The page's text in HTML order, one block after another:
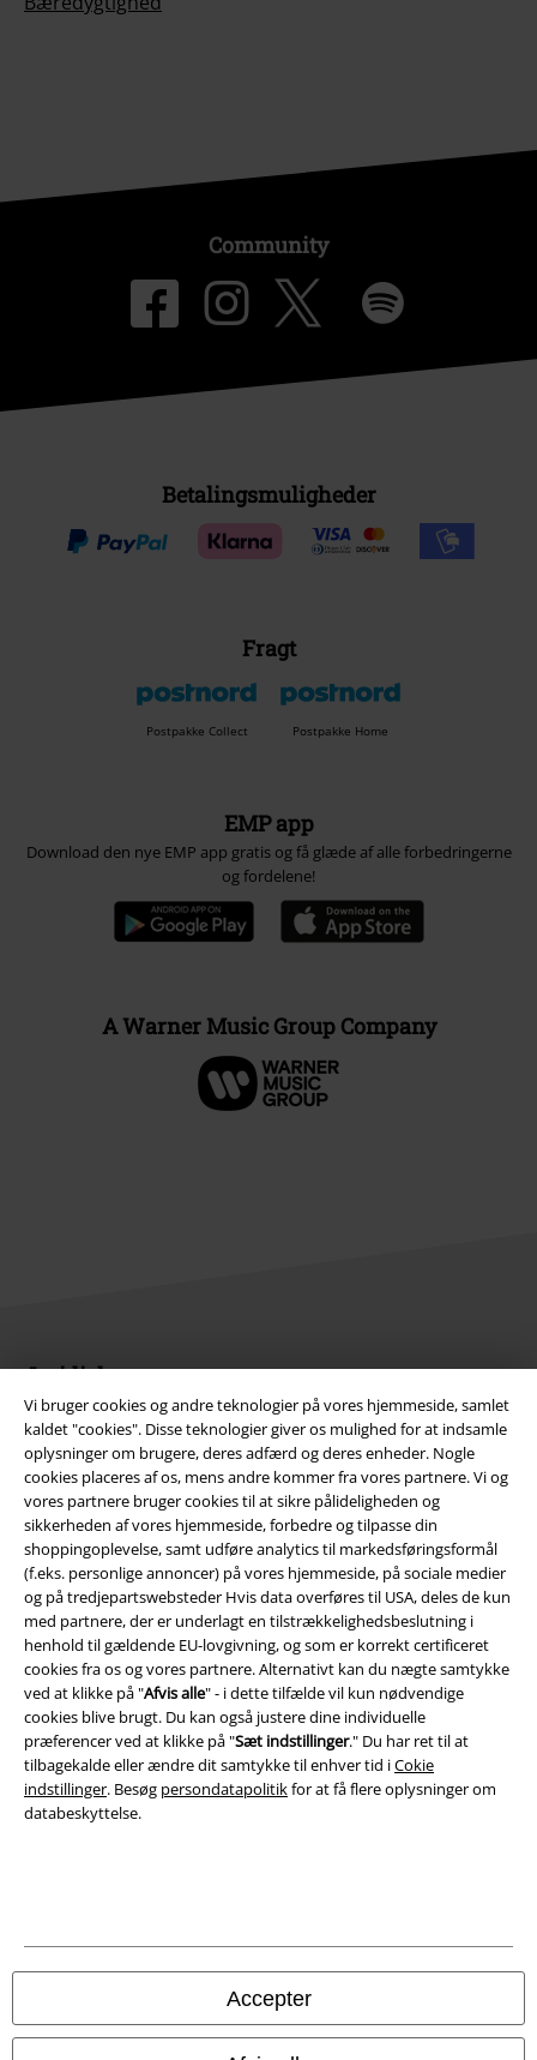
Vi bruger cookies og andre teknologier på vores hjemmeside, samlet
kaldet "cookies". Disse teknologier giver os mulighed for at indsamle
oplysninger om brugere, deres adfærd og deres enheder. Nogle
cookies placeres af os, mens andre kommer fra vores partnere. Vi og
vores partnere bruger cookies til at sikre pålideligheden og
sikkerheden af ​​vores hjemmeside, forbedre og tilpasse din
shoppingoplevelse, samt udføre analytics til markedsføringsformål
(f.eks. personlige annoncer) på vores hjemmeside, på sociale medier
og på tredjepartswebsteder Hvis data overføres til USA, deles de kun
med partnere, der er underlagt en tilstrækkelighedsbeslutning i
henhold til gældende EU-lovgivning, og som er korrekt certificeret
cookies fra os og vores partnere. Alternativt kan du nægte samtykke
ved at klikke på "Afvis alle" - i dette tilfælde vil kun nødvendige
cookies blive brugt. Du kan også justere dine individuelle
præferencer ved at klikke på "Sæt indstillinger." Du har ret til at
tilbagekalde eller ændre dit samtykke til enhver tid iCokie
indstillinger. Besøg persondatapolitikfor at få flere oplysninger om
databeskyttelse.
Accepter
Community
Betalingsmuligheder
Fragt
Postpakke Collect Postpakke Home
EMP app
Download den nye EMP app gratis og få glæde af alle forbedringerne
og fordelene!
A Warner Music Group Company
Juridisk
Salgs-, medlems- & leveringsbetingelser
Om EMP Danmark
Persondatapolitik
Bortskaffelse af affald og miljøbeskyttelse
Overensstemmelseserklæring
Oplysninger om tilgængelighed
Cokie indstillinger
Bekræft annullering
EMP Webshops